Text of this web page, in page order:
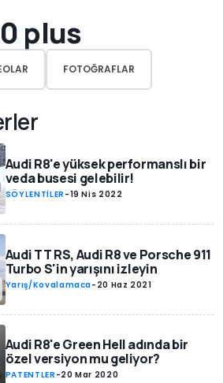
plus
FOTOĞRAFLAR
Audi R8'e yüksek performanslı bir
veda busesi gelebilir!
SÖYLENTİLER -19 Nis 2022
Audi TT RS, Audi R8 ve Porsche 911
Turbo S'in yarışını izleyin
Yarış/Kovalamaca- 20 Haz 2021
Audi R8'e Green Hell adında bir
özel versiyon mu geliyor?
PATENTLER -20 Mar 2020